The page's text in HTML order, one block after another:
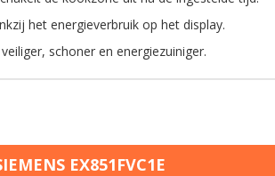
het energieverbruik op het display.
schoner en energiezuiniger.
EX851FVC1E